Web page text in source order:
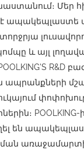
Մեր
ապակեպլաստե
և այլ
R&D
POOLKING-
են